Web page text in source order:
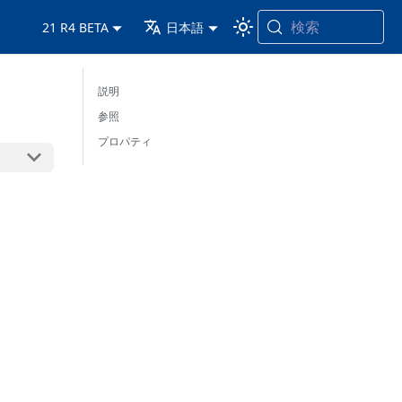
21 R4 BETA 日本語 検索
説明
参照
プロパティ